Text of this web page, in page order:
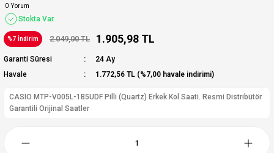
0 Yorum
Stokta Var
%7 İndirim 2.049,00 TL 1.905,98 TL
Garanti Süresi
24 Ay
Havale
1.772,56 TL (%7,00 havale indirimi)
CASIO MTP-V005L-1B5UDF Pilli (Quartz) Erkek Kol Saati. Resmi Distribütör
Garantili Orijinal Saatler